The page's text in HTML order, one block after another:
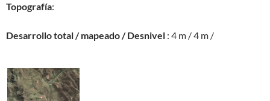
Topografía:
Desarrollo total / mapeado / Desnivel : 4 m / 4 m /